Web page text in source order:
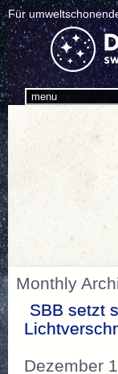
Für
menu
Monthly
SBB setzt
Dezember